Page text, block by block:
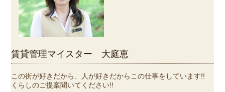
賃貸管理マイスター 大庭恵
この街が好きだから、人が好きだからこの仕事をしています!!
くらしのご提案聞いてください!!